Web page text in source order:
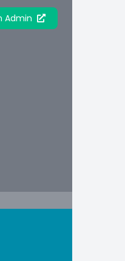
Admin